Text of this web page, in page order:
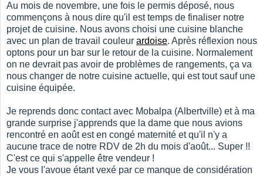
Au mois de novembre, une fois le permis déposé, nous
commençons à nous dire qu'il est temps de finaliser notre
projet de cuisine. Nous avons choisi une cuisine blanche
avec un plan de travail couleur ardoise. Après réflexion nous
optons pour un bar sur le retour de la cuisine. Normalement
on ne devrait pas avoir de problèmes de rangements, ça va
nous changer de notre cuisine actuelle, qui est tout sauf une
cuisine équipée.
Je reprends donc contact avec Mobalpa (Albertville) et à ma
grande surprise j'apprends que la dame que nous avions
rencontré en août est en congé maternité et qu'il n'y a
aucune trace de notre RDV de 2h du mois d'août... Super !!
C'est ce qui s'appelle être vendeur !
Je vous l'avoue étant vexé par ce manque de considération